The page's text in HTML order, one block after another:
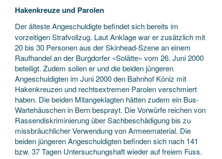
Hakenkreuze und Parolen
Der älteste Angeschuldigte befindet sich bereits im
vorzeitigen Strafvollzug. Laut Anklage war er zusätzlich mit
20 bis 30 Personen aus der Skinhead-Szene an einem
Raufhandel an der Burgdorfer «Solätte» vom 26. Juni 2000
beteiligt. Zudem sollen er und die beiden jüngeren
Angeschuldigten im Juni 2000 den Bahnhof Köniz mit
Hakenkreuzen und rechtsextremen Parolen verschmiert
haben. Die beiden Mitangeklagten hätten zudem ein Bus-
Wartehäuschen in Bern besprayt. Die Vorwürfe reichen von
Rassendiskriminierung über Sachbeschädigung bis zu
missbräuchlicher Verwendung von Armeematerial. Die
beiden jüngeren Angeschuldigten befinden sich nach 141
bzw. 37 Tagen Untersuchungshaft wieder auf freiem Fuss.